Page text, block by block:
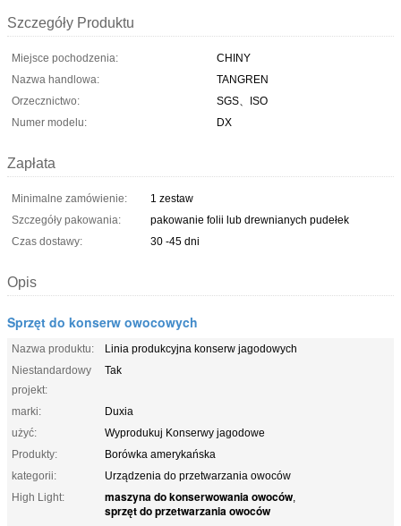
Szczegóły Produktu
Miejsce pochodzenia:
CHINY
Nazwa handlowa:
TANGREN
Orzecznictwo:
SGS、ISO
Numer modelu:
DX
Zapłata
Minimalne zamówienie:
1 zestaw
Szczegóły pakowania:
pakowanie folii lub drewnianych pudełek
Czas dostawy:
30 -45 dni
Opis
Sprzęt do konserw owocowych
Nazwa produktu:
Linia produkcyjna konserw jagodowych
Niestandardowy
projekt:
Tak
marki:
Duxia
użyć:
Wyprodukuj Konserwy jagodowe
Produkty:
Borówka amerykańska
kategorii:
Urządzenia do przetwarzania owoców
High Light:
maszyna do konserwowania owoców,
sprzęt do przetwarzania owoców